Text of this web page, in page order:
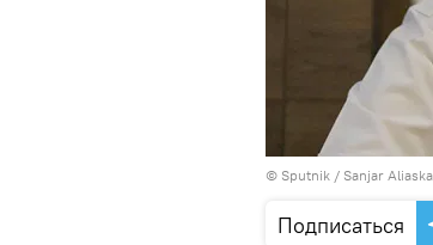
© Sputnik / Sanjar
Подписаться